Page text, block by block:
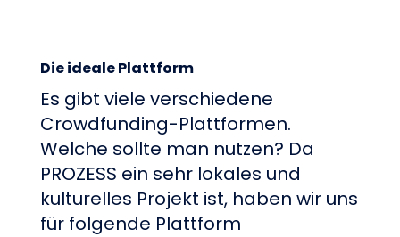
Die ideale Plattform
Es gibt viele verschiedene
Crowdfunding-Plattformen.
Welche sollte man nutzen? Da
PROZESS ein sehr lokales und
kulturelles Projekt ist, haben wir uns
für folgende Plattform